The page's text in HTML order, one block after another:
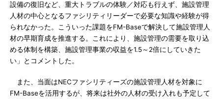
設備の復旧など、重大トラブルの体験／対応も行えず、施設管理
人材の中心となるファシリティリーダーで必要な知識や経験が得
られなかった。こういった課題をFM-Baseで解決して施設管理人
材の早期育成を推進する。これにより、施設管理の需要を取り込
める体制を構築、施設管理事業の収益を1.5～2倍にしていきた
い」とコメントした。
また、当面はNECファシリティーズの施設管理人材を対象に
FM-Baseを活用するが、将来は社外の人材の受け入れも予定して